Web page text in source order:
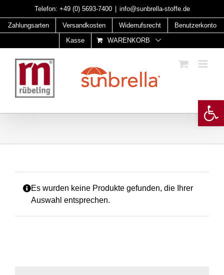
to
content
Telefon: +49 (0) 5693-7400 info@sunbrella-stoffe.de
Zahlungsarten Versandkosten Widerrufsrecht
Benutzerkonto
Kasse
WARENKORB
Es wurden keine Produkte gefunden, die Ihrer
Auswahl entsprechen.